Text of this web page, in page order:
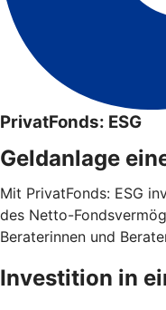
PrivatFonds: ESG
Geldanlage
Mit PrivatFonds: ESG
des Netto-
Beraterinnen und
Investition in